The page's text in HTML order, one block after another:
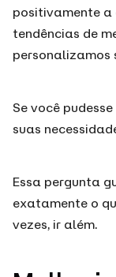
positivamente a
tendências de
personalizamos
Se você
suas
Essa pergunta
exatamente o
vezes, ir além.